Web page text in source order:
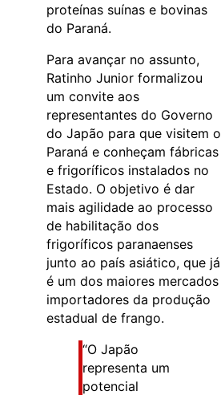
proteínas suínas e bovinas
do Paraná.
Para avançar no assunto,
Ratinho Junior formalizou
um convite aos
representantes do Governo
do Japão para que visitem o
Paraná e conheçam fábricas
e frigoríficos instalados no
Estado. O objetivo é dar
mais agilidade ao processo
de habilitação dos
frigoríficos paranaenses
junto ao país asiático, que já
é um dos maiores mercados
importadores da produção
estadual de frango.
“O Japão
representa um
potencial